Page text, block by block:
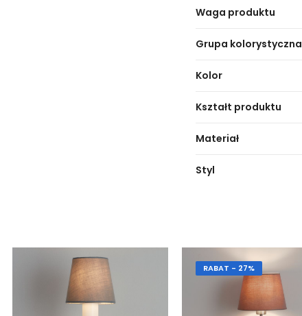
Waga produktu
Grupa kolorystyczna
Kolor
Kształt produktu
Materiał
Styl
RABAT - 27%